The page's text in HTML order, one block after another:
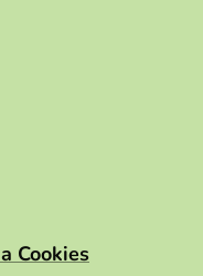
a Cookies